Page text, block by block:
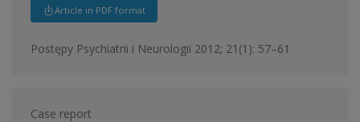
Article in PDF format
Postępy Psychiatrii i Neurologii 2012; 21(1): 57–61
Case report